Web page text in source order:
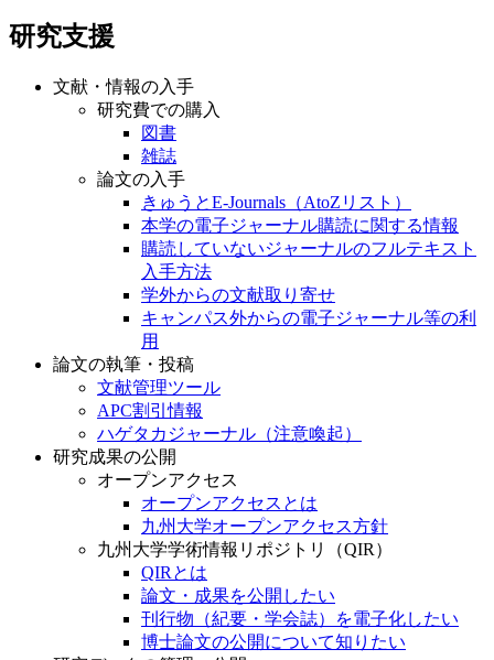
文献・情報の入手
図書
雑誌
論文の入手
きゅうとE-Journals（AtoZリスト）
本学の電子ジャーナル購読に関する情報
購読していないジャーナルのフルテキスト
入手方法
学外からの文献取り寄せ
キャンパス外からの電子ジャーナル等の利
用
論文の執筆・投稿
文献管理ツール
APC割引情報
ハゲタカジャーナル（注意喚起）
研究成果の公開
オープンアクセス
オープンアクセスとは
九州大学オープンアクセス方針
九州大学学術情報リポジトリ（QIR）
QIRとは
論文・成果を公開したい
刊行物（紀要・学会誌）を電子化したい
博士論文の公開について知りたい
研究データの管理・公開
研究データの管理について知りたい